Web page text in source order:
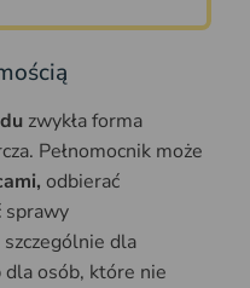
zwykła forma
Pełnomocnik może
odbierać
sprawy
dla
osób, które nie